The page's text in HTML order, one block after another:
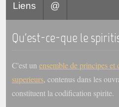
Liens @
Qu'est-ce-que le
C'est un ensemble de principes et
superieurs, contenus dans les
constituent la codification spirite.